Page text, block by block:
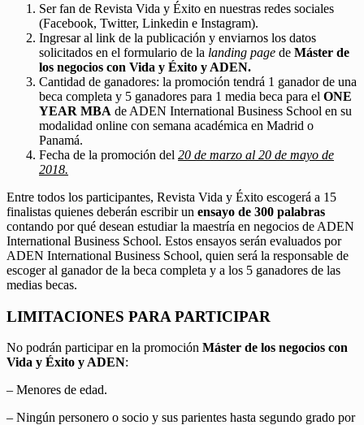
Ser fan de Revista Vida y Éxito en nuestras redes sociales
(Facebook, Twitter, Linkedin e Instagram).
Ingresar al link de la publicación y enviarnos los datos
solicitados en el formulario de la landing page de Máster de
los negocios con Vida y Éxito y ADEN.
Cantidad de ganadores: la promoción tendrá 1 ganador de una
beca completa y 5 ganadores para 1 media beca para el ONE
YEAR MBA de ADEN International Business School en su
modalidad online con semana académica en Madrid o
Panamá.
Fecha de la promoción del 20 de marzo al 20 de mayo de
2018.
Entre todos los participantes, Revista Vida y Éxito escogerá a 15
finalistas quienes deberán escribir un ensayo de 300 palabras
contando por qué desean estudiar la maestría en negocios de ADEN
International Business School. Estos ensayos serán evaluados por
ADEN International Business School, quien será la responsable de
escoger al ganador de la beca completa y a los 5 ganadores de las
medias becas.
LIMITACIONES PARA PARTICIPAR
No podrán participar en la promoción Máster de los negocios con
Vida y Éxito y ADEN:
– Menores de edad.
– Ningún personero o socio y sus parientes hasta segundo grado por